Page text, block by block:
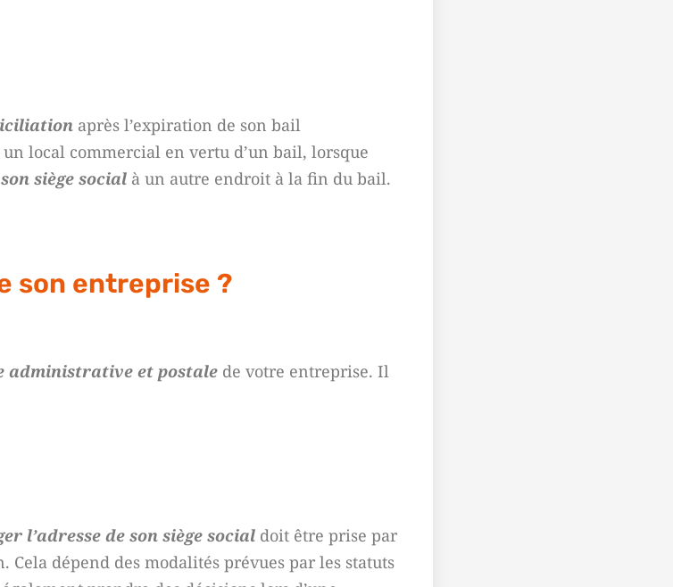
après l’expiration de son bail
un local commercial en vertu d’un bail, lorsque
siège social à un autre endroit à la fin du bail.
son entreprise ?
administrative et postale de votre entreprise. Il
l’adresse de son siège social doit être prise par
dépend des modalités prévues par les statuts